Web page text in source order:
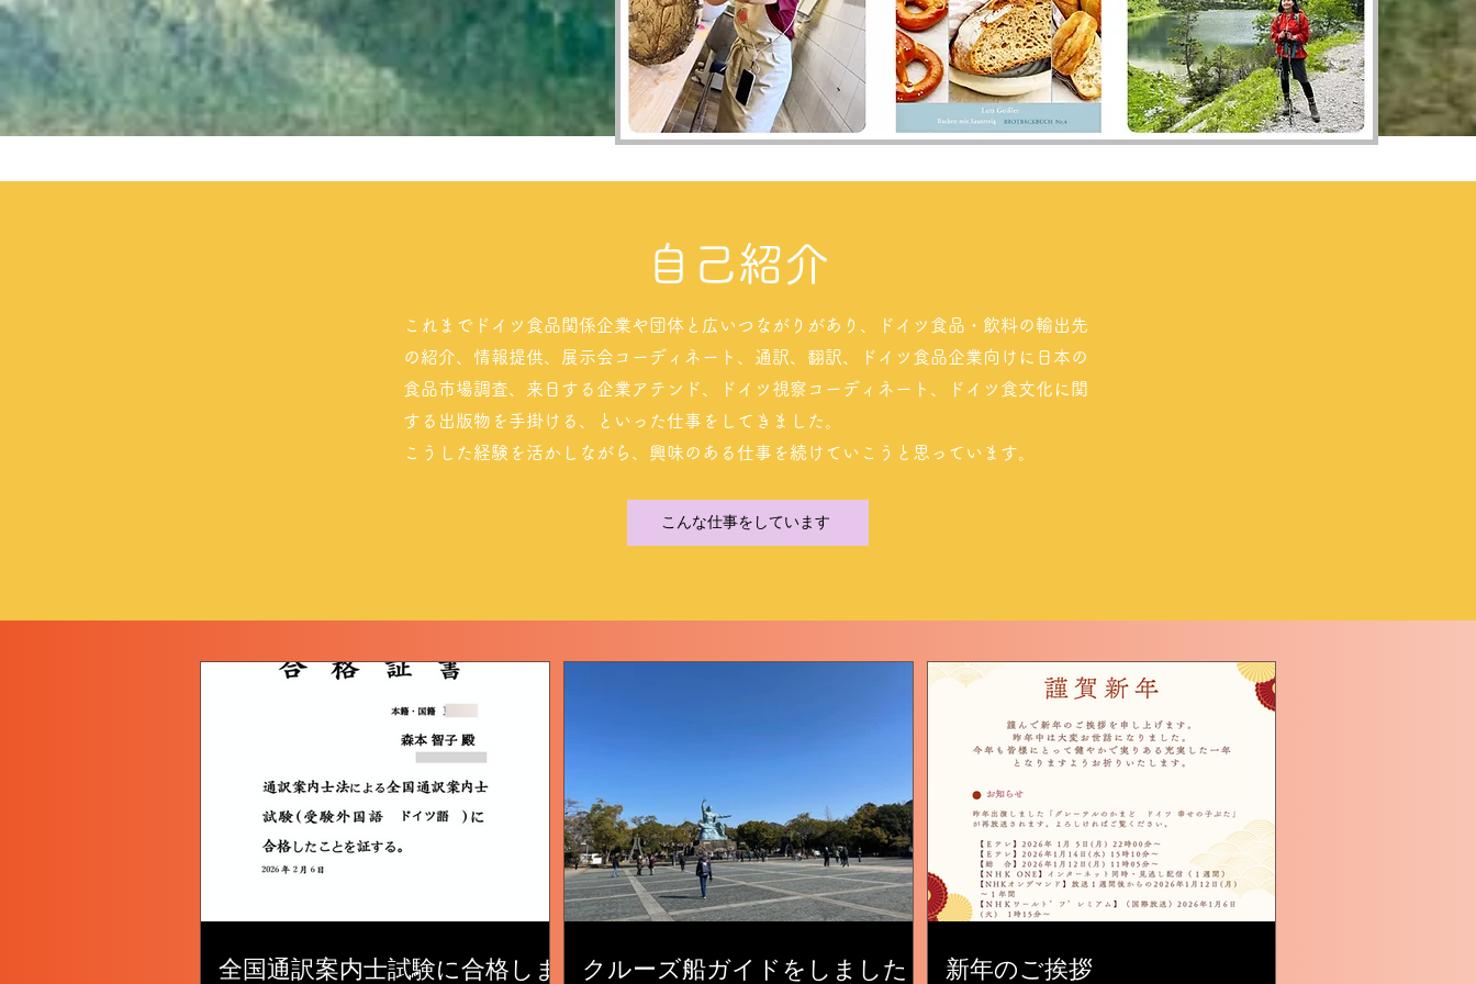
自己紹介
これまでドイツ食品関係企業や団体と広いつながりがあり、ドイツ食品・飲料の輸出先
の紹介、情報提供、展示会コーディネート、通訳、翻訳、ドイツ食品企業向けに日本の
食品市場調査、来日する企業アテンド、ドイツ視察コーディネート、ドイツ食文化に関
する出版物を手掛ける、といった仕事をしてきました。
こうした経験を活かしながら、興味のある仕事を続けていこうと思っています。
こんな仕事をしています
全国通訳案内士試験に合格しま クルーズ船ガイドをしました 新年のご挨拶